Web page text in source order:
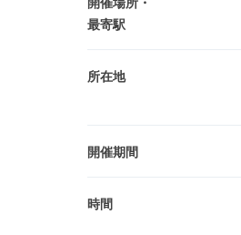
最寄駅
所在地
開催期間
時間